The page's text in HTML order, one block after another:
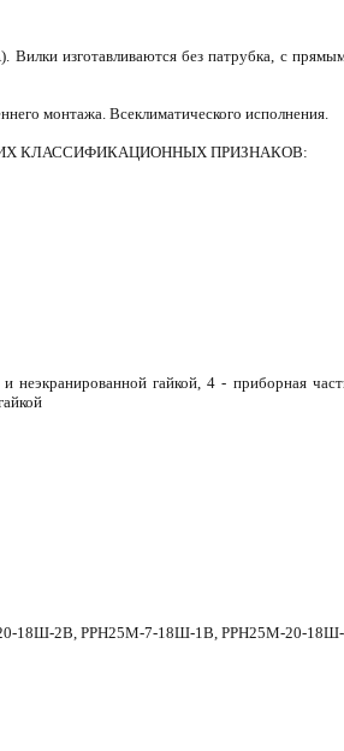
изготавливаются без патрубка, с
монтажа. Всеклиматического исполнения.
КЛАССИФИКАЦИОННЫХ ПРИЗНАКОВ:
гайкой, 4 - приборная
18Ш-2В, РРН25М-7-18Ш-1В, РРН25М-20-18Ш-